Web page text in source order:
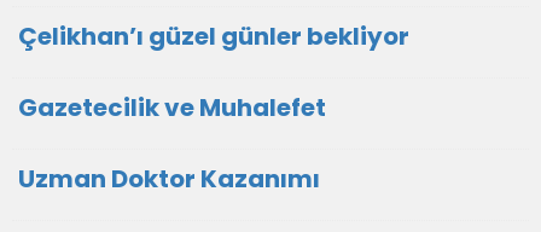
Çelikhan’ı güzel günler bekliyor
Gazetecilik ve Muhalefet
Uzman Doktor Kazanımı